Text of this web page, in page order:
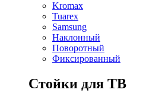
Kromax
Tuarex
Samsung
Наклонный
Поворотный
Фиксированный
Стойки для ТВ